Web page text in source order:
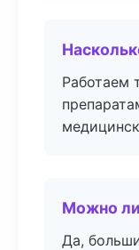
Работаем
Можно ли
Да,